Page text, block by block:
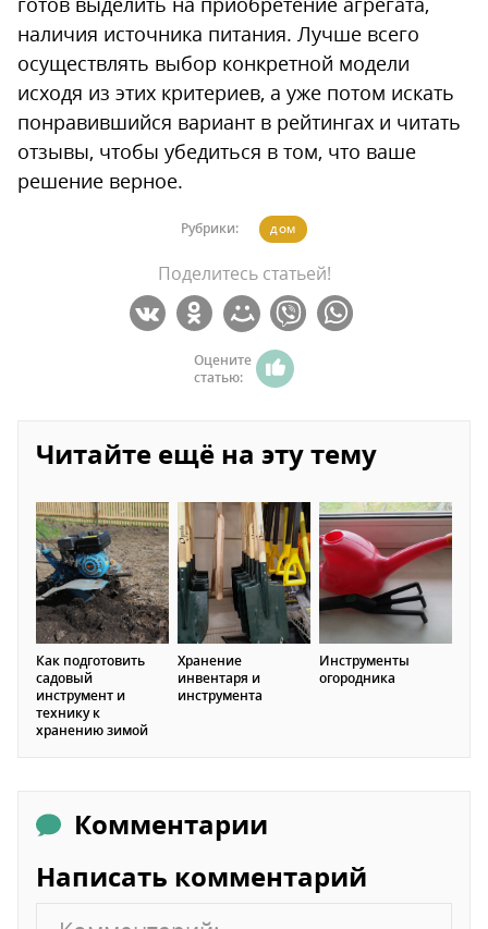
наличия источника питания. Лучше всего
осуществлять выбор конкретной модели
исходя из этих критериев, а уже потом искать
понравившийся вариант в рейтингах и читать
отзывы, чтобы убедиться в том, что ваше
решение верное.
Рубрики: ДОМ
Поделитесь статьей!
Оцените
статью:
Читайте ещё на эту тему
Как подготовить
садовый
инструмент и
технику к
хранению зимой
Хранение
инвентаря и
инструмента
Инструменты
огородника
Комментарии
Написать комментарий